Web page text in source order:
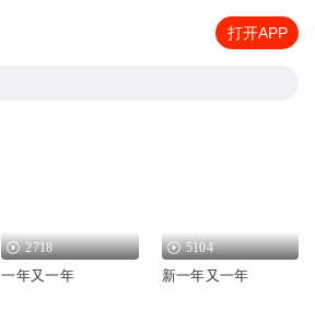
打开APP
2718
一年又一年
5104
新一年又一年